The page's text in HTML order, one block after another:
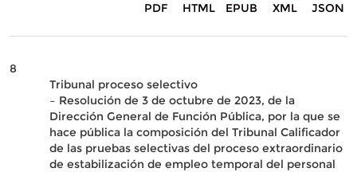
PDF HTML EPUB XML JSON
8
Tribunal proceso selectivo
– Resolución de 3 de octubre de 2023, de la
Dirección General de Función Pública, por la que se
hace pública la composición del Tribunal Calificador
de las pruebas selectivas del proceso extraordinario
de estabilización de empleo temporal del personal